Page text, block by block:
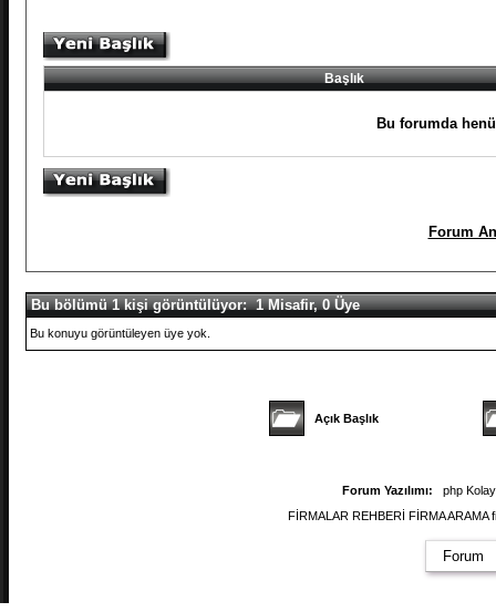
Başlık
Bu forumda
Forum
Bu bölümü 1 kişi görüntülüyor: 1 Misafir, 0 Üye
Bu konuyu görüntüleyen üye yok.
Açık Başlık
Forum Yazılımı:
php
FİRMALAR REHBERİ FİRMA
Forum